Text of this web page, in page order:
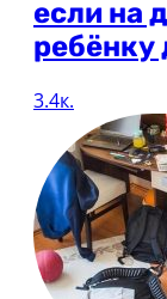
если на
ребёнку
3.4к.